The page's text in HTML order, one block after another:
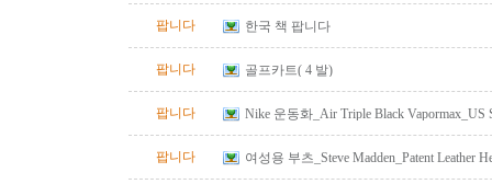
팝니다 한국 책 팝니다
팝니다 골프카트( 4 발)
팝니다 Nike 운동화_Air Triple Black Vapormax_US
팝니다
여성용 부츠_Steve Madden_Patent Leather